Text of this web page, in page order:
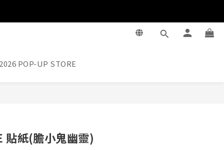
2026 POP-UP STORE
貼紙(膽小鬼幽靈)